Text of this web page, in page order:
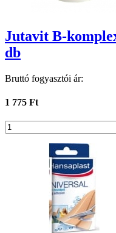
Jutavit B-
db
Bruttó fogyasztói ár:
1 775 Ft